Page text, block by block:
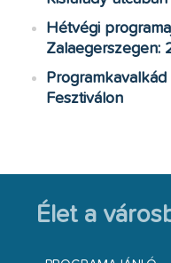
Hétvégi
Zalaegerszegen:
Fesztiválon
Élet a